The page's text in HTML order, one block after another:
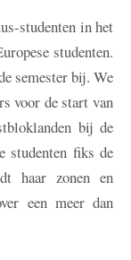
studenten in het
studenten.
semester bij. We
voor de start van
bij de
studenten fiks de
haar zonen en
een meer dan